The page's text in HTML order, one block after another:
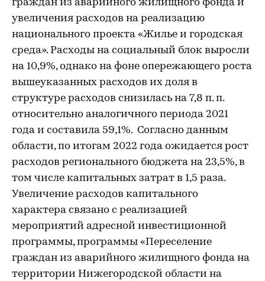
граждан из аварийного жилищного фонда и
увеличения расходов на реализацию
национального проекта «Жилье и городская
среда». Расходы на социальный блок выросли
на 10,9%, однако на фоне опережающего роста
вышеуказанных расходов их доля в
структуре расходов снизилась на 7,8 п. п.
относительно аналогичного периода 2021
года и составила 59,1%. Согласно данным
области, по итогам 2022 года ожидается рост
расходов регионального бюджета на 23,5%, в
том числе капитальных затрат в 1,5 раза.
Увеличение расходов капитального
характера связано c реализацией
мероприятий адресной инвестиционной
программы, программы «Переселение
граждан из аварийного жилищного фонда на
территории Нижегородской области на